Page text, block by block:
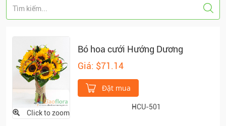
Click to zoom
Bó hoa cưới Hướng Dương
Giá: $71.14
Đặt mua
HCU-501